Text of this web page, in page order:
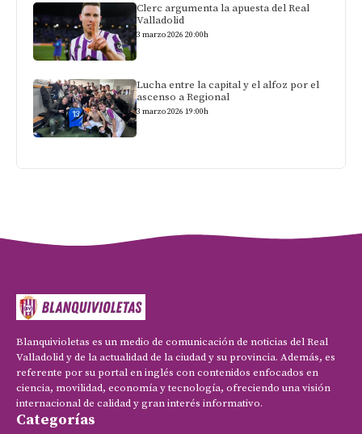
Clerc argumenta la apuesta del Real
Valladolid
3 marzo 2026 20:00h
Lucha entre la capital y el alfoz por el
ascenso a Regional
3 marzo 2026 19:00h
Blanquivioletas es un medio de comunicación de noticias del Real
Valladolid y de la actualidad de la ciudad y su provincia. Además, es
referente por su portal en inglés con contenidos enfocados en
ciencia, movilidad, economía y tecnología, ofreciendo una visión
internacional de calidad y gran interés informativo.
Categorías